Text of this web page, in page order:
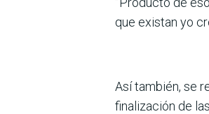
que existan yo
Así también, se
finalización de